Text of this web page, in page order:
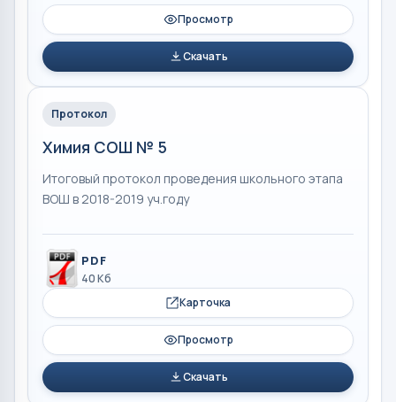
Просмотр
Скачать
Протокол
Химия СОШ № 5
Итоговый протокол проведения школьного этапа
ВОШ в 2018-2019 уч.году
PDF
40 Кб
Карточка
Просмотр
Скачать